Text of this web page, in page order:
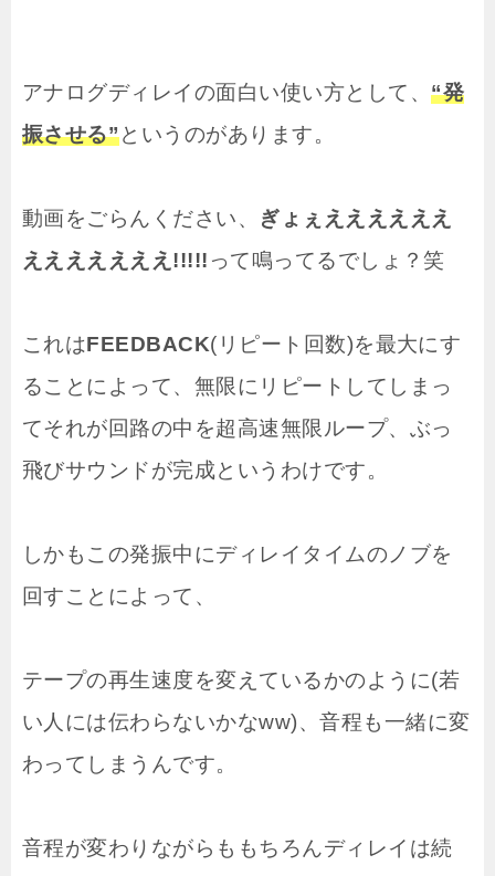
アナログディレイの面白い使い方として、“発
振させる”というのがあります。
動画をごらんください、
ぎょぇええええええ
えええええええ!!!!! って鳴ってるでしょ？笑
これはFEEDBACK(リピート回数)を最大にす
ることによって、無限にリピートしてしまっ
てそれが回路の中を超高速無限ループ、ぶっ
飛びサウンドが完成というわけです。
しかもこの発振中にディレイタイムのノブを
回すことによって、
テープの再生速度を変えているかのように(若
い人には伝わらないかなww)、音程も一緒に変
わってしまうんです。
音程が変わりながらももちろんディレイは続